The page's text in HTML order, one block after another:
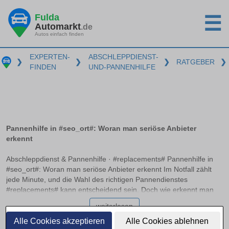
Alle Cookies akzeptieren Alle Cookies ablehnen
Fulda
Automarkt.de
Autos einfach finden ☰
❯
EXPERTEN-
FINDEN
❯
ABSCHLEPPDIENST-
UND-PANNENHILFE
❯ RATGEBER ❯
Pannenhilfe in #seo_ort#: Woran man seriöse Anbieter
erkennt
Abschleppdienst & Pannenhilfe · #replacements# Pannenhilfe in
#seo_ort#: Woran man seriöse Anbieter erkennt Im Notfall zählt
jede Minute, und die Wahl des richtigen Pannendienstes
#replacements# kann entscheidend sein. Doch wie erkennt man
einen seriösen Anbieter, der professionell und zuverlässig handelt?
Dieser Artikel bietet klare Orientierung und hilft Ihnen dabei, im
Ernstfall schnell und richtig zu entscheiden, ohne böse
weiterlesen